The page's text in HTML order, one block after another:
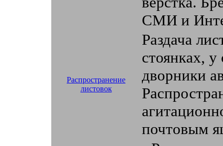
СМИ и
Распространение
листовок
Раздача
стоянках,
дворники
почтовым